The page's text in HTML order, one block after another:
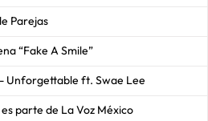
Parejas
“Fake A Smile”
Unforgettable ft. Swae Lee
parte de La Voz México